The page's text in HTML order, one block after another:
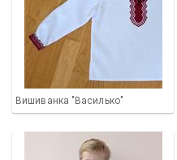
Вишиванка "Василько"